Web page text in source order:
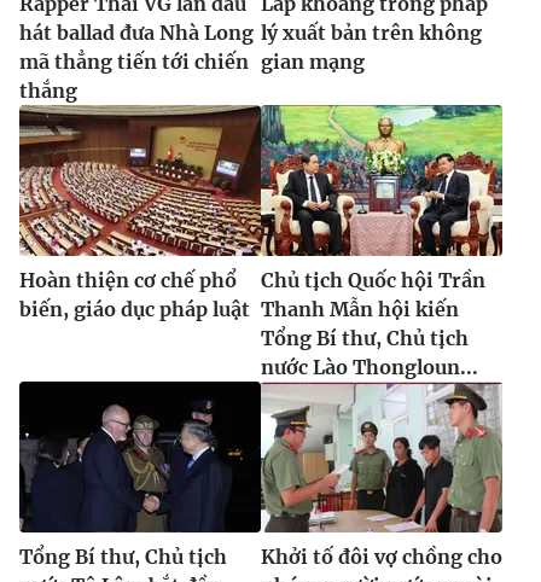
Ðiện thoại Thời báo VTV:024.66 897 897
Email:toasoan@vtv.vn
Liên hệ quảng cáo:
024-7300.7108
® Cấm sao chép dưới mọi hình thức nếu không có sự chấp
thuận bằng văn bản. Ghi rõ nguồn VTV.vn khi phát hành lại
thông tin từ website này.
hát ballad đưa Nhà Long
mã thẳng tiến tới chiến
thắng
lý xuất bản trên không
gian mạng
Hoàn thiện cơ chế phổ
biến, giáo dục pháp luật
Chủ tịch Quốc hội Trần
Thanh Mẫn hội kiến
Tổng Bí thư, Chủ tịch
nước Lào Thongloun...
Tổng Bí thư, Chủ tịch
Khởi tố đôi vợ chồng cho